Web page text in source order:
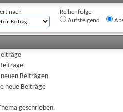
nach
Reihenfolge
Aufsteigend
Beiträgen
neue Beiträge
geschrieben.